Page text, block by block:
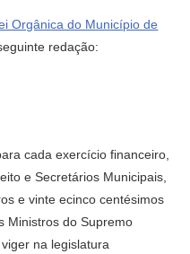
Orgânica do Município de
redação:
cada exercício financeiro,
e Secretários Municipais,
e vinte ecinco centésimos
Ministros do Supremo
na legislatura